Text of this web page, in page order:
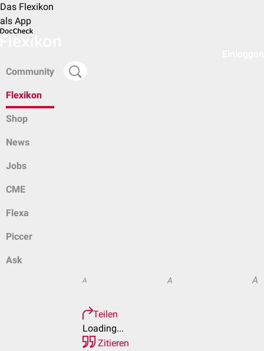
Das Flexikon
als App
Community
Flexikon
Shop
News
Jobs
CME
Flexa
Piccer
Ask
A A A
Teilen
Loading...
Zitieren